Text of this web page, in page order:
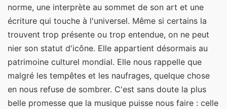
norme, une interprète au sommet de son art et une
écriture qui touche à l'universel. Même si certains la
trouvent trop présente ou trop entendue, on ne peut
nier son statut d'icône. Elle appartient désormais au
patrimoine culturel mondial. Elle nous rappelle que
malgré les tempêtes et les naufrages, quelque chose
en nous refuse de sombrer. C'est sans doute la plus
belle promesse que la musique puisse nous faire : celle